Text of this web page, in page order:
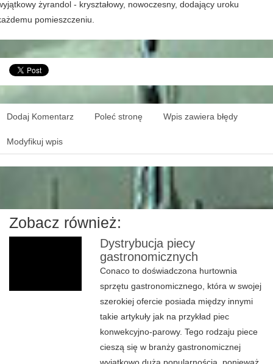
żyrandol - kryształowy, nowoczesny, dodający uroku
pomieszczeniu.
Dodaj Komentarz Poleć stronę Wpis zawiera błędy
Modyfikuj wpis
Zobacz również:
Dystrybucja piecy
gastronomicznych
Conaco to doświadczona hurtownia
sprzętu gastronomicznego, która w swojej
szerokiej ofercie posiada między innymi
takie artykuły jak na przykład piec
konwekcyjno-parowy. Tego rodzaju piece
cieszą się w branży gastronomicznej